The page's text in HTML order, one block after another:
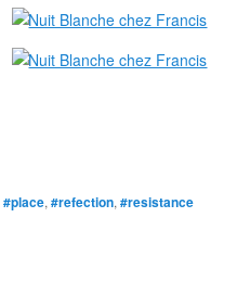
#place, #refection, #resistance